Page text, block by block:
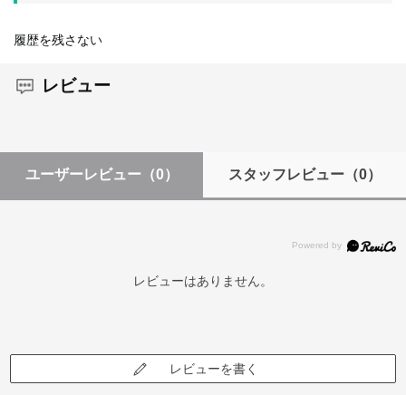
履歴を残さない
レビュー
ユーザーレビュー （0） スタッフレビュー（0）
レビューはありません。
レビューを書く